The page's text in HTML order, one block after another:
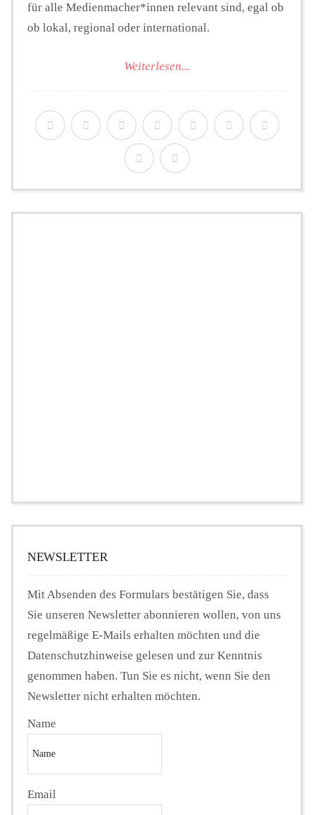
für alle Medienmacher*innen relevant sind, egal ob
ob lokal, regional oder international.
Weiterlesen...
NEWSLETTER
Mit Absenden des Formulars bestätigen Sie, dass
Sie unseren Newsletter abonnieren wollen, von uns
regelmäßige E-Mails erhalten möchten und die
Datenschutzhinweise gelesen und zur Kenntnis
genommen haben. Tun Sie es nicht, wenn Sie den
Newsletter nicht erhalten möchten.
Name
Email